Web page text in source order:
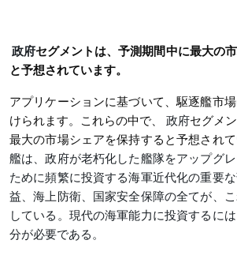
政府セグメントは、予測期間中に最大の
と予想されています。
アプリケーションに基づいて、駆逐艦市
けられます。これらの中で、 政府セグメ
最大の市場シェアを保持すると予想され
艦は、政府が老朽化した艦隊をアップグ
ために頻繁に投資する海軍近代化の重要
益、海上防衛、国家安全保障の全てが、
している。現代の海軍能力に投資するに
分が必要である。